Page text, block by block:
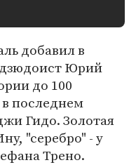
добавил в
Юрий
до 100
последнем
Гидо. Золотая
"серебро" - у
Трено.